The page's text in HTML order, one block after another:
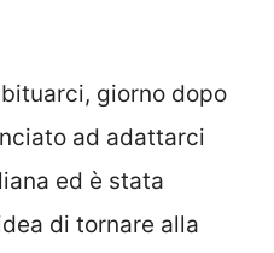
giorno dopo
ad adattarci
ed è stata
di tornare alla